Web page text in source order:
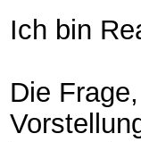
Ich bin
Die